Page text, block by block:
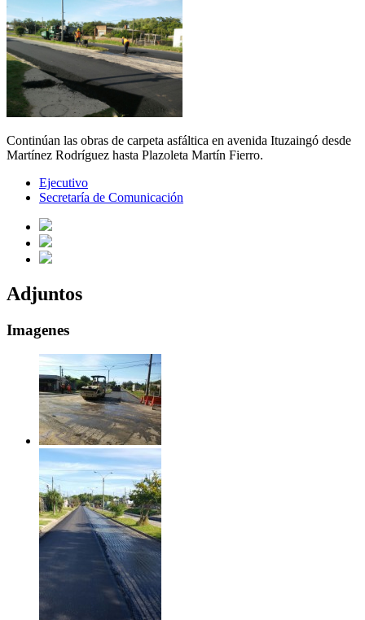
Continúan las obras de carpeta asfáltica en avenida Ituzaingó desde
Martínez Rodríguez hasta Plazoleta Martín Fierro.
Ejecutivo
Secretaría de Comunicación
Adjuntos
Imagenes